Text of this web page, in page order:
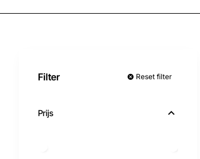
Filter Reset filter
Prijs